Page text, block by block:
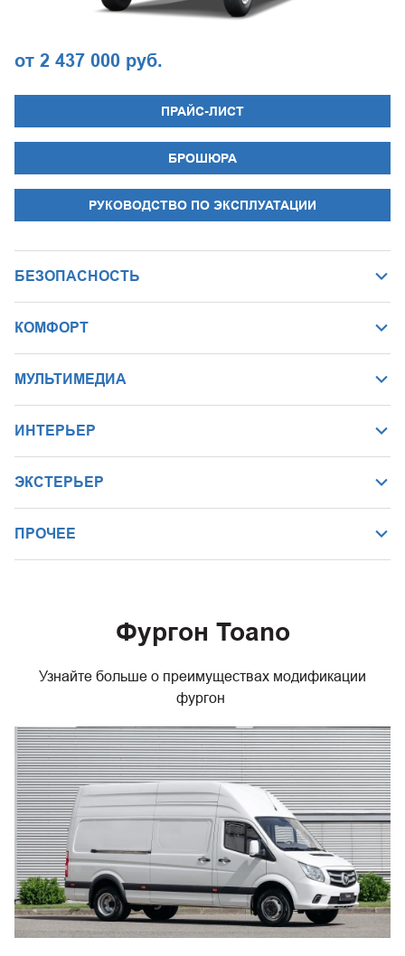
от 2 437 000 руб.
ПРАЙС-ЛИСТ
БРОШЮРА
РУКОВОДСТВО ПО ЭКСПЛУАТАЦИИ
БЕЗОПАСНОСТЬ
КОМФОРТ
МУЛЬТИМЕДИА
ИНТЕРЬЕР
ЭКСТЕРЬЕР
ПРОЧЕЕ
Фургон Toano
Узнайте больше о преимуществах модификации
фургон